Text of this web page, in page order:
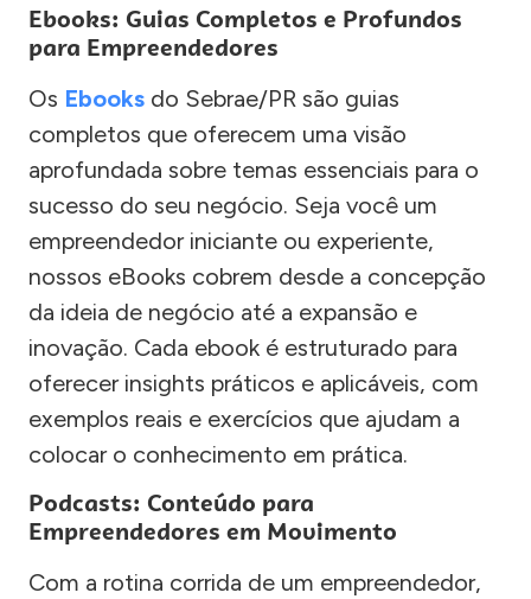
Ebooks: Guias Completos e Profundos
para Empreendedores
Os Ebooks do Sebrae/PR são guias
completos que oferecem uma visão
aprofundada sobre temas essenciais para o
sucesso do seu negócio. Seja você um
empreendedor iniciante ou experiente,
nossos eBooks cobrem desde a concepção
da ideia de negócio até a expansão e
inovação. Cada ebook é estruturado para
oferecer insights práticos e aplicáveis, com
exemplos reais e exercícios que ajudam a
colocar o conhecimento em prática.
Podcasts: Conteúdo para
Empreendedores em Movimento
Com a rotina corrida de um empreendedor,